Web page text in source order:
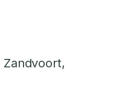
Zandvoort,